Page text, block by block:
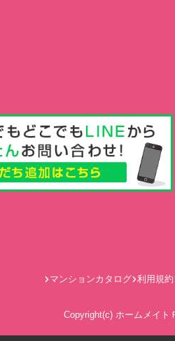
マンションカタログ 利用規約
Copyright(c) ホームメイト